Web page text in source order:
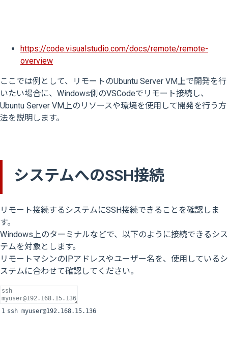
https://code.visualstudio.com/docs/remote/remote-
overview
ここでは例として、リモートのUbuntu Server VM上で開発を行
いたい場合に、Windows側のVSCodeでリモート接続し、
Ubuntu Server VM上のリソースや環境を使用して開発を行う方
法を説明します。
システムへのSSH接続
リモート接続するシステムにSSH接続できることを確認しま
す。
Windows上のターミナルなどで、以下のように接続できるシス
テムを対象とします。
リモートマシンのIPアドレスやユーザー名を、使用しているシ
ステムに合わせて確認してください。
1 ssh myuser@192.168.15.136